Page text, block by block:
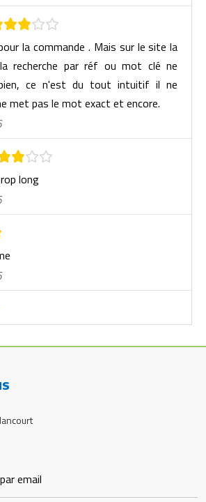
la commande . Mais sur le site la
recherche par réf ou mot clé ne
ce n'est du tout intuitif il ne
met pas le mot exact et encore.
long
email